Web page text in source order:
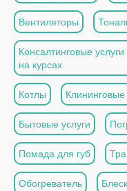
Вентиляторы
Консалтинговые
на курсах
Котлы Клининговые
Бытовые услуги
Помада для губ
Обогреватель